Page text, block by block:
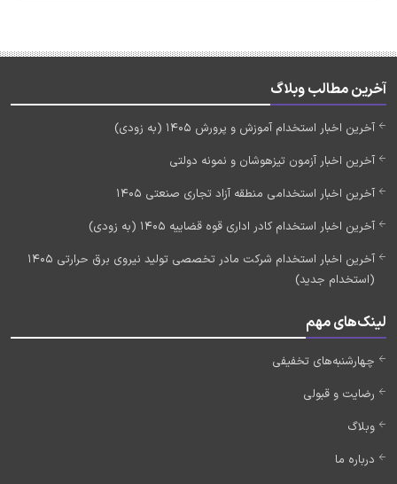
آخرین مطالب وبلاگ
آخرین اخبار استخدام آموزش و پرورش 1405 (به زودی)
آخرین اخبار آزمون تیزهوشان و نمونه دولتی
آخرین اخبار استخدامی منطقه آزاد تجاری صنعتی 1405
آخرین اخبار استخدام کادر اداری قوه قضاییه 1405 (به زودی)
آخرین اخبار استخدام شرکت مادر تخصصی تولید نیروی برق حرارتی 1405
(استخدام جدید)
لینک‌های مهم
چهارشنبه‌های تخفیفی
رضایت و قبولی
وبلاگ
درباره ما